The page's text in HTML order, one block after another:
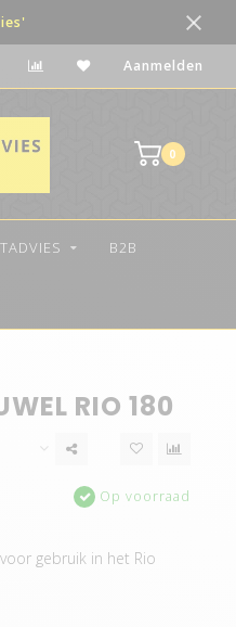
LED Aanmelden
0
B2B
RIO 180
Op voorraad
gebruik in het Rio